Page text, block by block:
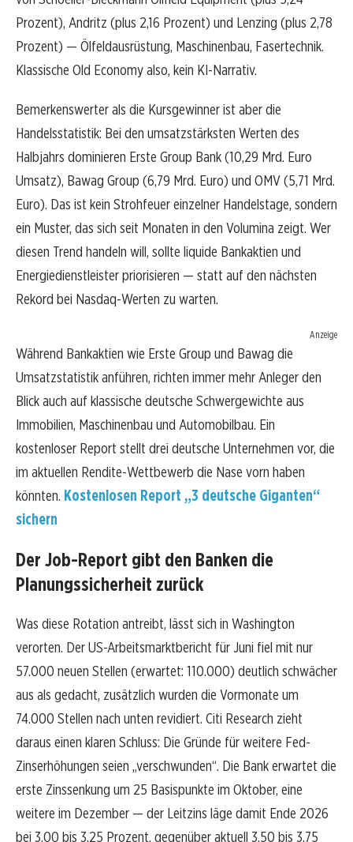
Prozent), Andritz (plus 2,16 Prozent) und Lenzing (plus 2,78
Prozent) — Ölfeldausrüstung, Maschinenbau, Fasertechnik.
Klassische Old Economy also, kein KI-Narrativ.
Bemerkenswerter als die Kursgewinner ist aber die
Handelsstatistik: Bei den umsatzstärksten Werten des
Halbjahrs dominieren Erste Group Bank (10,29 Mrd. Euro
Umsatz), Bawag Group (6,79 Mrd. Euro) und OMV (5,71 Mrd.
Euro). Das ist kein Strohfeuer einzelner Handelstage, sondern
ein Muster, das sich seit Monaten in den Volumina zeigt. Wer
diesen Trend handeln will, sollte liquide Bankaktien und
Energiedienstleister priorisieren — statt auf den nächsten
Rekord bei Nasdaq-Werten zu warten.
Anzeige
Während Bankaktien wie Erste Group und Bawag die
Umsatzstatistik anführen, richten immer mehr Anleger den
Blick auch auf klassische deutsche Schwergewichte aus
Immobilien, Maschinenbau und Automobilbau. Ein
kostenloser Report stellt drei deutsche Unternehmen vor, die
im aktuellen Rendite-Wettbewerb die Nase vorn haben
könnten. Kostenlosen Report „3 deutsche Giganten“
sichern
Der Job-Report gibt den Banken die
Planungssicherheit zurück
Was diese Rotation antreibt, lässt sich in Washington
verorten. Der US-Arbeitsmarktbericht für Juni fiel mit nur
57.000 neuen Stellen (erwartet: 110.000) deutlich schwächer
aus als gedacht, zusätzlich wurden die Vormonate um
74.000 Stellen nach unten revidiert. Citi Research zieht
daraus einen klaren Schluss: Die Gründe für weitere Fed-
Zinserhöhungen seien „verschwunden“. Die Bank erwartet die
erste Zinssenkung um 25 Basispunkte im Oktober, eine
weitere im Dezember — der Leitzins läge damit Ende 2026
bei 3,00 bis 3,25 Prozent, gegenüber aktuell 3,50 bis 3,75